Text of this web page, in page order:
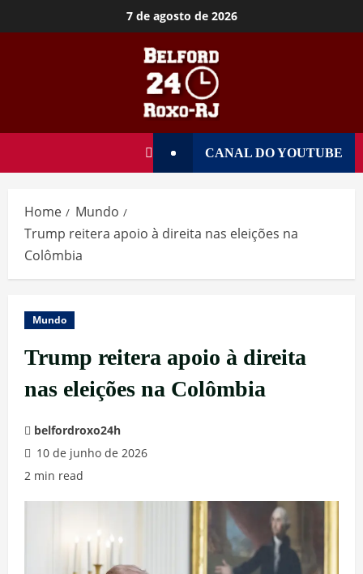
7 de agosto de 2026
CANAL DO YOUTUBE
Home
Mundo
Trump reitera apoio à direita nas eleições na
Colômbia
Mundo
Trump reitera apoio à direita
nas eleições na Colômbia
belfordroxo24h
10 de junho de 2026
2 min read